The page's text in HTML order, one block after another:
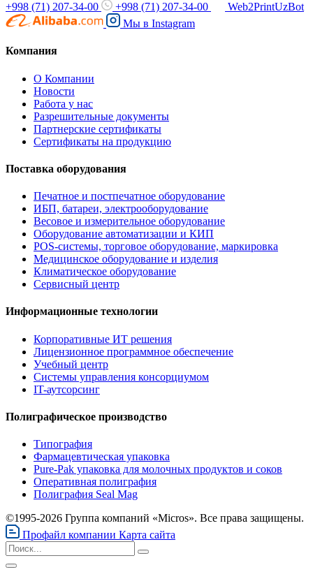
+998 (71) 207-34-00
+998 (71) 207-34-00
Web2PrintUzBot
Мы в Instagram
Компания
О Компании
Новости
Работа у нас
Разрешительные документы
Партнерские сертификаты
Сертификаты на продукцию
Поставка оборудования
Печатное и постпечатное оборудование
ИБП, батареи, электрооборудование
Весовое и измерительное оборудование
Оборудование автоматизации и КИП
POS-системы, торговое оборудование, маркировка
Медицинское оборудование и изделия
Климатическое оборудование
Сервисный центр
Информационные технологии
Корпоративные ИТ решения
Лицензионное программное обеспечение
Учебный центр
Системы управления консорциумом
IT-аутсорсинг
Полиграфическое производство
Типография
Фармацевтическая упаковка
Pure-Pak упаковка для молочных продуктов и соков
Оперативная полиграфия
Полиграфия Seal Mag
©1995-2026 Группа компаний «Micros». Все права защищены.
Профайл компании Карта сайта